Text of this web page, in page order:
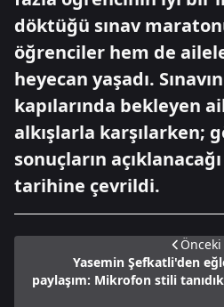
döktüğü sınav
öğrenciler hem de
heyecan yaşadı.
kapılarında bekleyen
alkışlarla karşılarken;
sonuçların
tarihine çevrildi.
Yasemin Şefkatli'den
paylaşım: Mikrofon stili